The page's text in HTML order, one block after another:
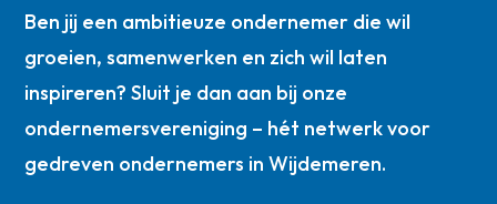
Ben jij een ambitieuze ondernemer die wil
groeien, samenwerken en zich wil laten
inspireren? Sluit je dan aan bij onze
ondernemersvereniging – hét netwerk voor
gedreven ondernemers in Wijdemeren.